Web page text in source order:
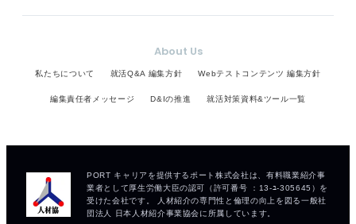
About Us
私たちについて 就活Q&A 編集方針 Webテストコンテンツ 編集方針
編集責任者メッセージ D&Iの推進 就活対策資料&ツール一覧